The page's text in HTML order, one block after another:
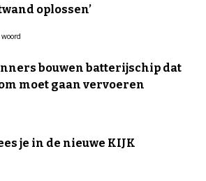
oplossen’
bouwen batterijschip dat
moet gaan vervoeren
je in de nieuwe KIJK